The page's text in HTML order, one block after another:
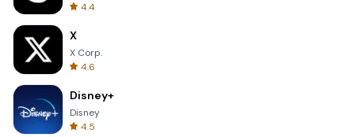
4.4
X
X Corp.
4.6
Disney+
Disney
4.5